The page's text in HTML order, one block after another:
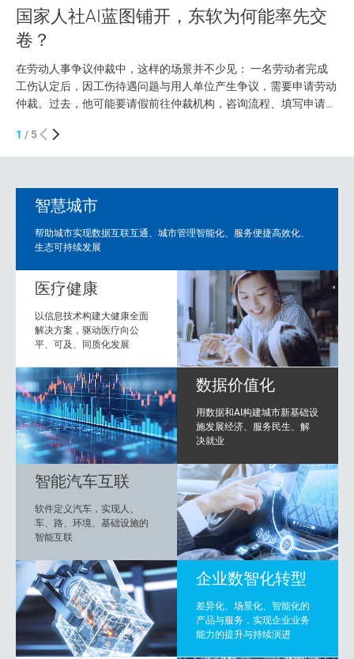
国家人社AI蓝图铺开，东软为何能率先交
卷？
在劳动人事争议仲裁中，这样的场景并不少见： 一名劳动者完成
工伤认定后，因工伤待遇问题与用人单位产生争议，需要申请劳动
仲裁。过去，他可能要请假前往仲裁机构，咨询流程、填写申请、
套看得见、用得上的“黑科技”，正在改变这一过程。 在工作人员指
导下，申请人通过移动端录入案情和诉求、上传相关材料，系统即疗
1 / 5
智慧城市
帮助城市实现数据互联互通、城市管理智能化、服务便捷高效化、
生态可持续发展
医疗健康
以信息技术构建大健康全面
解决方案，驱动医疗向公
平、可及、同质化发展
数据价值化
用数据和AI构建城市新基础设
施发展经济、服务民生、解
决就业
智能汽车互联
软件定义汽车，实现人、
车、路、环境、基础设施的
智能互联
企业数智化转型
差异化、场景化、智能化的
产品与服务，实现企业业务
能力的提升与持续演进